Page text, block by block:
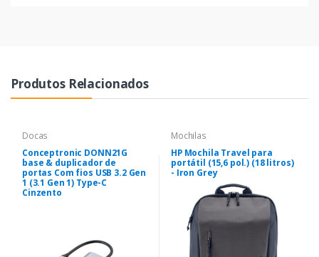
Produtos Relacionados
Docas
Conceptronic DONN21G
base & duplicador de
portas Com fios USB 3.2 Gen
1 (3.1 Gen 1) Type-C
Cinzento
Mochilas
HP Mochila Travel para
portátil (15,6 pol.) (18 litros)
- Iron Grey